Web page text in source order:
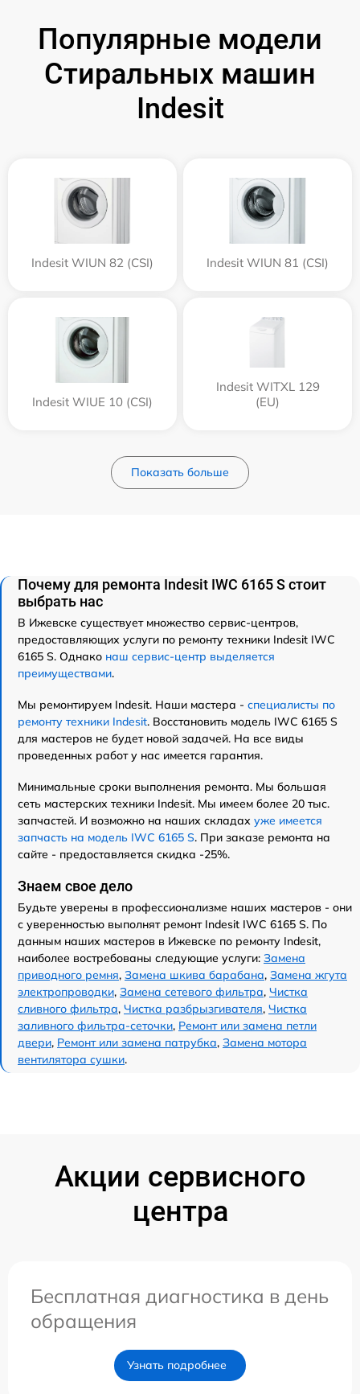
Популярные модели
Стиральных машин
Indesit
Indesit WIUN 82 (CSI) Indesit WIUN 81 (CSI)
Indesit WIUE 10 (CSI)
Indesit WITXL 129
(EU)
Показать больше
Почему для ремонта Indesit IWC 6165 S стоит
выбрать нас
В Ижевске существует множество сервис-центров,
предоставляющих услуги по ремонту техники Indesit IWC
6165 S. Однако наш сервис-центр выделяется
преимуществами.
Мы ремонтируем Indesit. Наши мастера - специалисты по
ремонту техники Indesit. Восстановить модель IWC 6165 S
для мастеров не будет новой задачей. На все виды
проведенных работ у нас имеется гарантия.
Минимальные сроки выполнения ремонта. Мы большая
сеть мастерских техники Indesit. Мы имеем более 20 тыс.
запчастей. И возможно на наших складах уже имеется
запчасть на модель IWC 6165 S. При заказе ремонта на
сайте - предоставляется скидка -25%.
Знаем свое дело
Будьте уверены в профессионализме наших мастеров - они
с уверенностью выполнят ремонт Indesit IWC 6165 S. По
данным наших мастеров в Ижевске по ремонту Indesit,
наиболее востребованы следующие услуги: Замена
приводного ремня, Замена шкива барабана, Замена жгута
электропроводки, Замена сетевого фильтра, Чистка
сливного фильтра, Чистка разбрызгивателя, Чистка
заливного фильтра-сеточки, Ремонт или замена петли
двери, Ремонт или замена патрубка, Замена мотора
вентилятора сушки.
Акции сервисного
центра
Бесплатная диагностика в день
обращения
Узнать подробнее